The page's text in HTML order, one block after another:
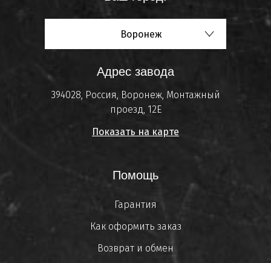
Воронеж
Адрес завода
394028, Россия, Воронеж, Монтажный
проезд, 12Е
Показать на карте
Помощь
Гарантия
Как оформить заказ
Возврат и обмен